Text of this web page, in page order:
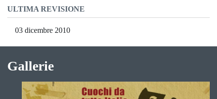
ULTIMA REVISIONE
03 dicembre 2010
Gallerie